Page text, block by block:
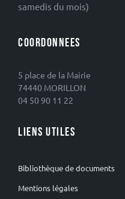
samedis du mois)
COORDONNEES
5 place de la Mairie
74440 MORILLON
04 50 90 11 22
LIENS UTILES
Bibliothèque de documents
Mentions légales